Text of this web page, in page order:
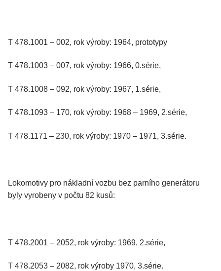
T 478.1001 – 002, rok výroby: 1964, prototypy
T 478.1003 – 007, rok výroby: 1966, 0.série,
T 478.1008 – 092, rok výroby: 1967, 1.série,
T 478.1093 – 170, rok výroby: 1968 – 1969, 2.série,
T 478.1171 – 230, rok výroby: 1970 – 1971, 3.série.
Lokomotivy pro nákladní vozbu bez parního generátoru
byly vyrobeny v počtu 82 kusů:
T 478.2001 – 2052, rok výroby: 1969, 2.série,
T 478.2053 – 2082, rok výroby 1970, 3.série.